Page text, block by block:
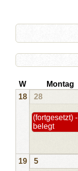
W
Montag
18
28
(fortgesetzt) -
belegt
19 5